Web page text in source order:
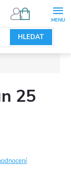
HLEDAT
NÁKUPNÍ
25